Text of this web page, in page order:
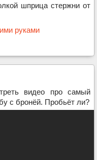
шприца стержни от
видео про самый
с бронёй. Пробьёт ли?